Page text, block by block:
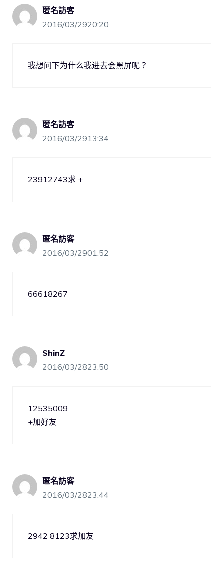
匿名訪客
2016/03/2920:20
我想问下为什么我进去会黑屏呢？
匿名訪客
2016/03/2913:34
23912743求 +
匿名訪客
2016/03/2901:52
66618267
ShinZ
2016/03/2823:50
12535009
+加好友
匿名訪客
2016/03/2823:44
2942 8123求加友